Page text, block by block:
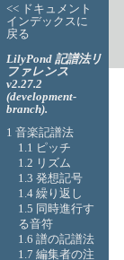
<< ドキュメント
インデックスに
戻る
LilyPond 記譜法リ
ファレンス
v2.27.2
(development-
branch).
1 音楽記譜法
1.1 ピッチ
1.2 リズム
1.3 発想記号
1.4 繰り返し
1.5 同時進行す
る音符
1.6 譜の記譜法
1.7 編集者の注